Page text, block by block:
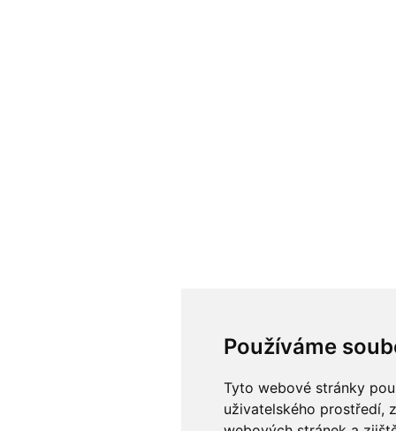
Používáme
Tyto webové stránky
uživatelského prostředí,